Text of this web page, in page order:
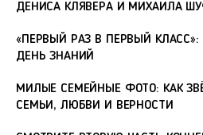
ДЕНИСА КЛЯВЕРА И МИХАИЛА
«ПЕРВЫЙ РАЗ В ПЕРВЫЙ
ДЕНЬ ЗНАНИЙ
МИЛЫЕ СЕМЕЙНЫЕ ФОТО: КАК
СЕМЬИ, ЛЮБВИ И ВЕРНОСТИ